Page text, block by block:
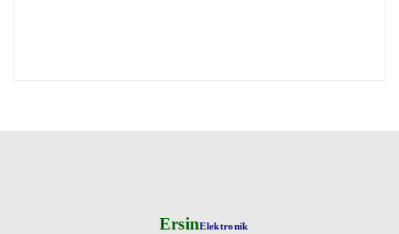
ErsinElektronik